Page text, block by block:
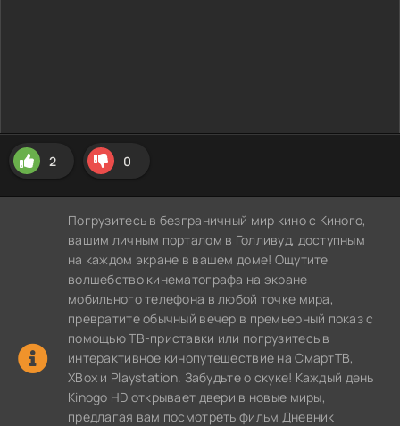
2 0
Погрузитесь в безграничный мир кино с Киного,
вашим личным порталом в Голливуд, доступным
на каждом экране в вашем доме! Ощутите
волшебство кинематографа на экране
мобильного телефона в любой точке мира,
превратите обычный вечер в премьерный показ с
помощью ТВ-приставки или погрузитесь в
интерактивное кинопутешествие на СмартТВ,
XBox и Playstation. Забудьте о скуке! Каждый день
Kinogo HD открывает двери в новые миры,
предлагая вам посмотреть фильм Дневник